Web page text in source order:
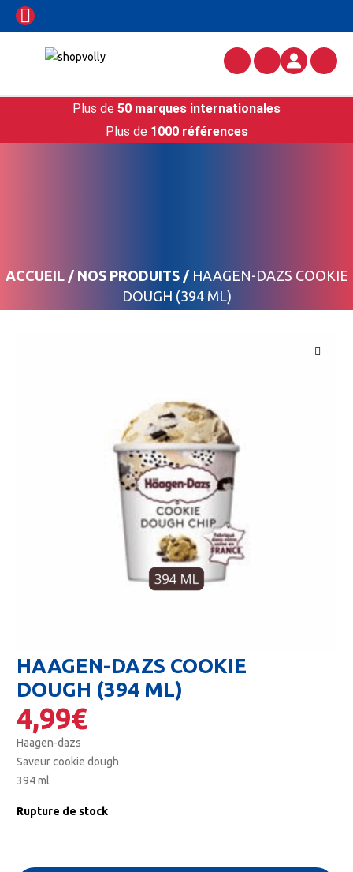
Plus de 50 marques internationales
Plus de 1000 références
ACCUEIL/ NOS PRODUITS/ HAAGEN-DAZS COOKIE
DOUGH (394 ML)
HAAGEN-DAZS COOKIE
DOUGH (394 ML)
4,99€
Haagen-dazs
Saveur cookie dough
394 ml
Rupture de stock